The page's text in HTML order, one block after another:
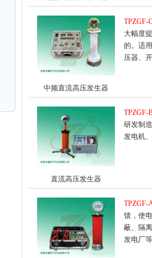
中频直流高压发生器
TPZGF-
大幅度
的。适
压器、
直流高压发生器
TPZGF-
研发制
发电机
TPZGF-
馈，使
蔽、隔
发电厂